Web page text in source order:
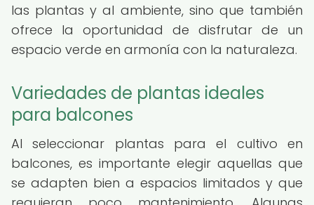
las plantas y al ambiente, sino que también
ofrece la oportunidad de disfrutar de un
espacio verde en armonía con la naturaleza.
Variedades de plantas ideales
para balcones
Al seleccionar plantas para el cultivo en
balcones, es importante elegir aquellas que
se adapten bien a espacios limitados y que